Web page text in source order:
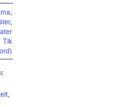
,
,
Tik
,